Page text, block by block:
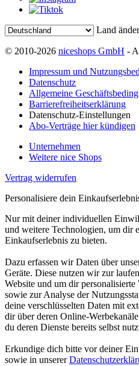
Land
© 2010-2026 niceshops GmbH -
Impressum und
Datenschutz
Allgemeine
Barrierefreiheitserklärung
Datenschutz-Einstellungen
Abo-Verträge hier kündigen
Unternehmen
Weitere nice Shops
Vertrag widerrufen
Personalisiere dein
Nur mit deiner individuellen
und weitere Technologien, um dir
Einkaufserlebnis zu bieten.
Dazu erfassen wir Daten über
Geräte. Diese nutzen wir zur
Website und um dir
sowie zur Analyse der
deine verschlüsselten Daten mit
dir über deren Online-
du deren Dienste bereits selbst
Erkundige dich bitte vor deiner
sowie in unserer